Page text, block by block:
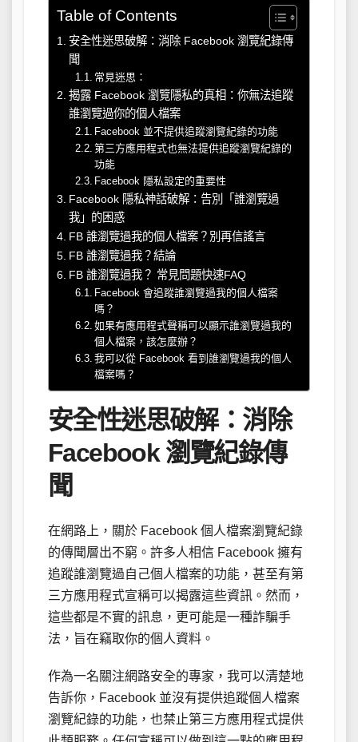
Table of Contents
安全性迷思破解：消除 Facebook 瀏覽紀錄傳
聞
常見迷思：
揭露 Facebook 瀏覽隱私的真相：你無法追蹤
誰瀏覽過你的個人檔案
Facebook 並不提供追蹤瀏覽紀錄的功能
第三方應用程式也無法提供追蹤瀏覽紀錄的
功能
Facebook 隱私設定的重要性
Facebook 隱私神話破解：告別「誰瀏覽過
我」的困惑
FB 誰瀏覽過我的個人檔案？別再信謠言
FB 誰瀏覽過我？結論
FB 誰瀏覽過我？ 常見問題快速FAQ
Facebook 會追蹤誰瀏覽過我的個人檔案
嗎？
如果有應用程式聲稱可以顯示誰瀏覽過我的
個人檔案，該怎麼辦？
我可以從 Facebook 看到誰瀏覽過我的個人
檔案嗎？
安全性迷思破解：消除
Facebook 瀏覽紀錄傳
聞
在網路上，關於 Facebook 個人檔案瀏覽紀錄
的傳聞層出不窮。許多人相信 Facebook 擁有
追蹤誰瀏覽過自己個人檔案的功能，甚至有第
三方應用程式宣稱可以揭露這些資訊。然而，
這些都是不實的訊息，更可能是一種詐騙手
法，旨在竊取你的個人資料。
作為一名關注網路安全的專家，我可以清楚地
告訴你，Facebook 並沒有提供追蹤個人檔案
瀏覽紀錄的功能，也禁止第三方應用程式提供